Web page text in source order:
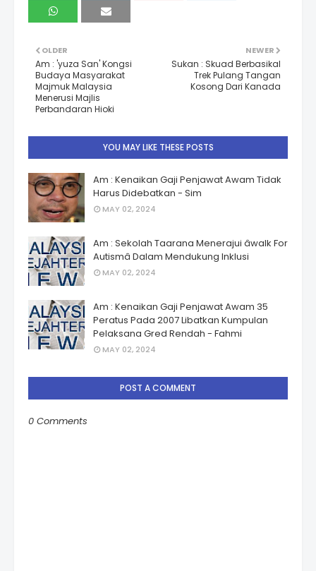
NEWER
Sukan : Skuad Berbasikal
Trek Pulang Tangan
Kosong Dari Kanada
OLDER
Am : 'yuza San' Kongsi
Budaya Masyarakat
Majmuk Malaysia
Menerusi Majlis
Perbandaran Hioki
YOU MAY LIKE THESE POSTS
Am : Kenaikan Gaji Penjawat Awam Tidak
Harus Didebatkan - Sim
MAY 02, 2024
Am : Sekolah Taarana Menerajui âwalk For
Autismâ Dalam Mendukung Inklusi
MAY 02, 2024
Am : Kenaikan Gaji Penjawat Awam 35
Peratus Pada 2007 Libatkan Kumpulan
Pelaksana Gred Rendah - Fahmi
MAY 02, 2024
POST A COMMENT
0 Comments